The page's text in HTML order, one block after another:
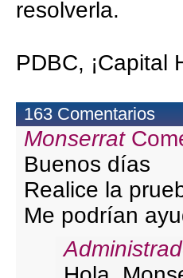
resolverla.
PDBC, ¡Capital
163 Comentarios
Monserrat
Buenos días
Realice la
Me podrían